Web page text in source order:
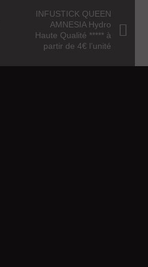
INFUSTICK QUEEN
AMNESIA Hydro
Haute Qualité ***** à
partir de 4€ l’unité